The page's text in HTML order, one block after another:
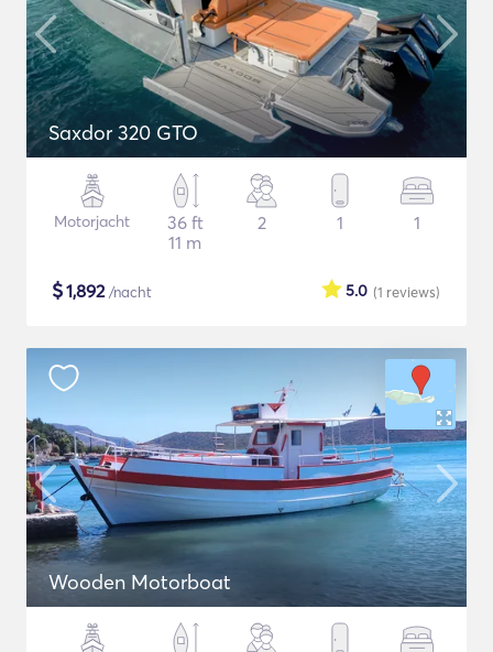
Saxdor 320 GTO
Motorjacht
36 ft
11 m
2 1 1
$1,892/nacht (1 reviews)
5.0
Wooden Motorboat